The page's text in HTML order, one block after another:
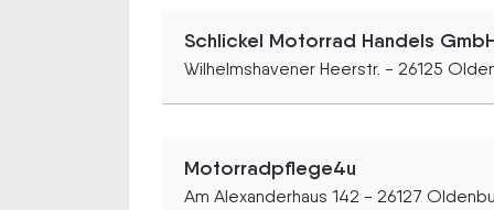
Schlickel Motorrad Handels
Wilhelmshavener Heerstr. - 26125
Motorradpflege4u
Am Alexanderhaus 142 - 26127